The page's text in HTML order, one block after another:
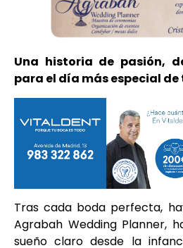
Una historia de pasión,
para el día más especial
Tras cada boda perfecta,
Agrabah Wedding Planner,
sueño claro desde la